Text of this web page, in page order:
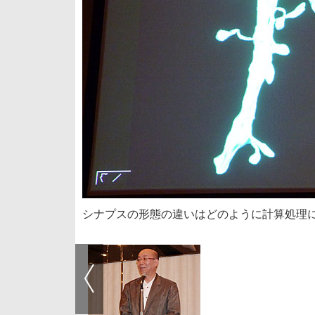
シナプスの形態の違いはどのように計算処理